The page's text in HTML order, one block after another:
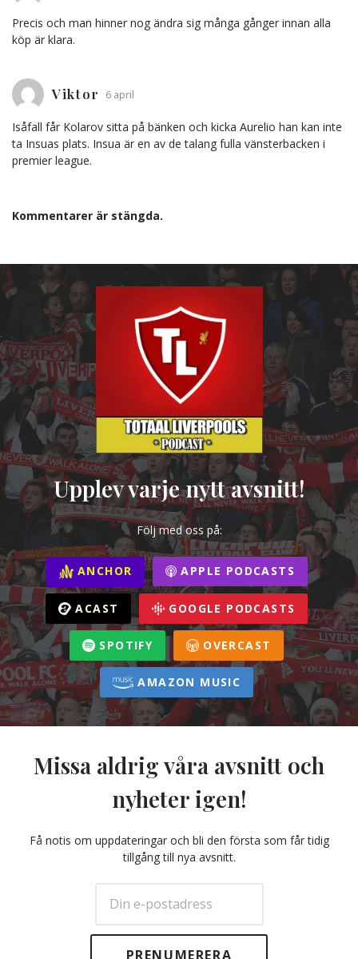
Precis och man hinner nog ändra sig många gånger innan alla
köp är klara.
Viktor 6 april
Isåfall får Kolarov sitta på bänken och kicka Aurelio han kan inte
ta Insuas plats. Insua är en av de talang fulla vänsterbacken i
premier league.
Kommentarer är stängda.
Upplev varje nytt avsnitt!
Följ med oss på:
ANCHOR APPLE PODCASTS
ACAST GOOGLE PODCASTS
SPOTIFY OVERCAST
AMAZON MUSIC
Missa aldrig våra avsnitt och
nyheter igen!
Få notis om uppdateringar och bli den första som får tidig
tillgång till nya avsnitt.